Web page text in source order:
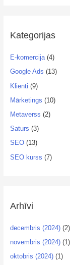
Kategorijas
E-komercija(4)
Google Ads (13)
Klienti (9)
Mārketings (10)
Metaverss (2)
Saturs (3)
SEO(13)
SEO kurss (7)
Arhīvi
decembris (2024)(2)
novembris (2024)(1)
oktobris (2024)(1)